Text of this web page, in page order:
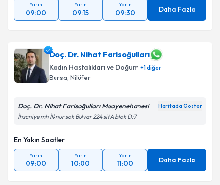
Takvim Talebini Gönder
Yarın
09:00
Yarın
09:15
Yarın
09:30 Daha Fazla
Doç. Dr. Nihat Farisoğulları
Kadın Hastalıkları ve Doğum +1diğer
Bursa, Nilüfer
Doç. Dr. Nihat Farisoğulları Muayenehanesi Haritada Göster
İhsaniye mh İlknur sok Bulvar 224 sit A blok D:7
En Yakın Saatler
Yarın
09:00
Yarın
10:00
Yarın
11:00 Daha Fazla